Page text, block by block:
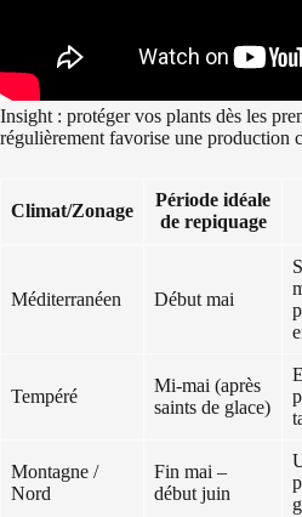
Insight : protéger vos plants dès les
régulièrement favorise une production
Climat/Zonage
Période idéale
de repiquage
Méditerranéen Début mai
Tempéré
Mi-mai (après
saints de glace)
Montagne /
Nord
Fin mai –
début juin